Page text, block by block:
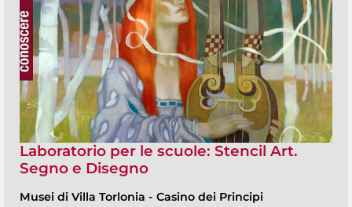
Laboratorio per le scuole: Stencil Art.
Segno e Disegno
Musei di Villa Torlonia - Casino dei Principi